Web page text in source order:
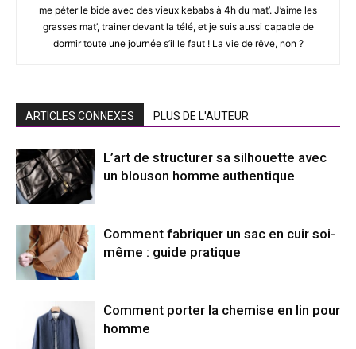
me péter le bide avec des vieux kebabs à 4h du mat’. J’aime les
grasses mat’, trainer devant la télé, et je suis aussi capable de
dormir toute une journée s’il le faut ! La vie de rêve, non ?
ARTICLES CONNEXES PLUS DE L'AUTEUR
L’art de structurer sa silhouette avec
un blouson homme authentique
Comment fabriquer un sac en cuir soi-
même : guide pratique
Comment porter la chemise en lin pour
homme